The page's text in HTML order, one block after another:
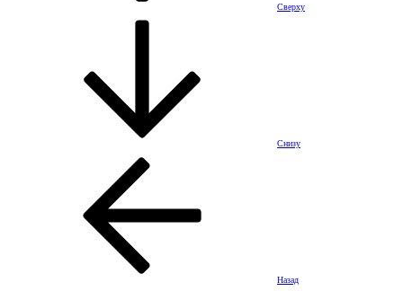
Сверху
Снизу
Назад